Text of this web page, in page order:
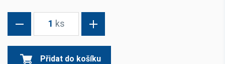
1 ks
Přidat do košíku